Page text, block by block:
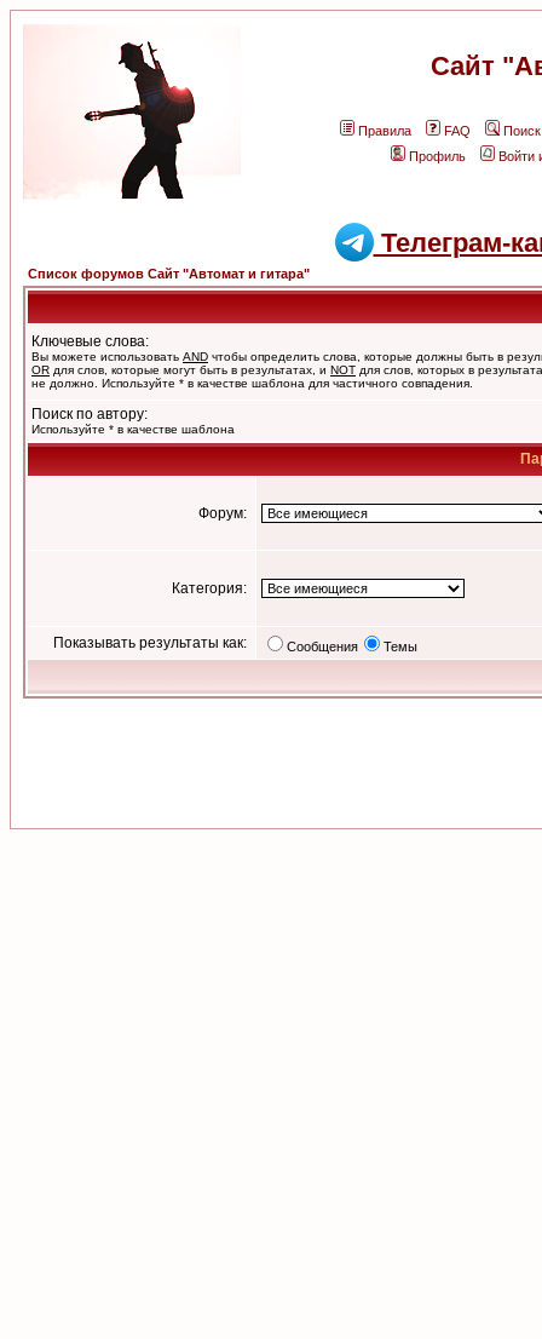
Сайт
Правила FAQ
Поиск
Профиль
Войти
Телеграм-
Список форумов Сайт "Автомат и гитара"
Ключевые слова:
Вы можете использовать AND чтобы определить слова, которые должны быть в
OR для слов, которые могут быть в результатах, и NOT для слов, которых в
не должно. Используйте * в качестве шаблона для частичного совпадения.
Поиск по автору:
Используйте * в качестве шаблона
Форум:
Категория:
Показывать результаты как: Сообщения Темы